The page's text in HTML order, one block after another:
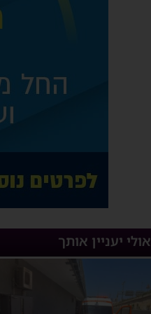
אולי יעניין אותך